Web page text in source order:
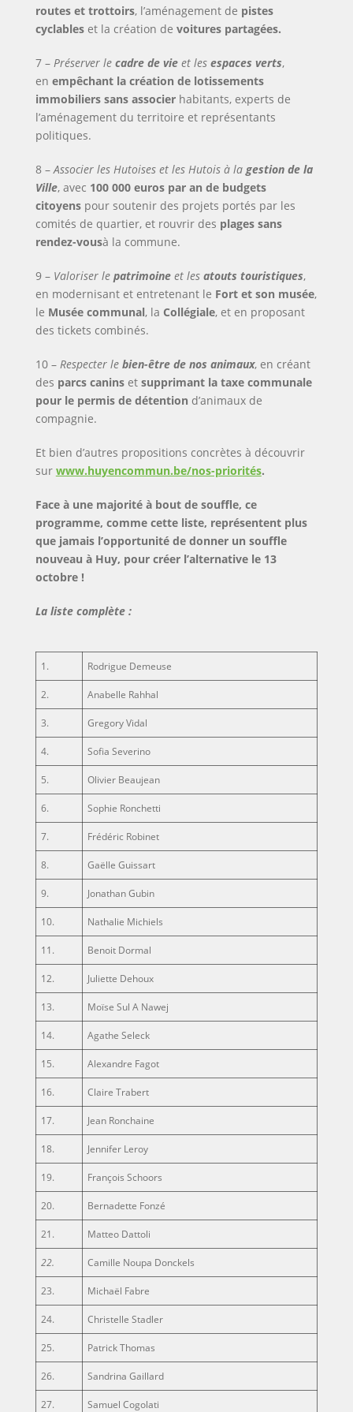
routes et trottoirs, l’aménagement de pistes
cyclableset la création de voitures partagées.
7 – Préserver le cadre de vie et les espaces verts,
en empêchant la création de lotissements
immobiliers sans associerhabitants, experts de
l’aménagement du territoire et représentants
politiques.
8 –Associer les Hutoises et les Hutois à la gestion de la
Ville, avec 100 000 euros par an de budgets
citoyenspour soutenir des projets portés par les
comités de quartier, et rouvrir des plages sans
rendez-vousà la commune.
9 – Valoriser le patrimoine et les atouts touristiques,
en modernisant et entretenant le Fort et son musée,
le Musée communal, la Collégiale, et en proposant
des tickets combinés.
10 – Respecter le bien-être de nos animaux, en créant
des parcs caninset supprimant la taxe communale
pour le permis de détention d’animaux de
compagnie.
Et bien d’autres propositions concrètes à découvrir
sur www.huyencommun.be/nos-priorités.
Face à une majorité à bout de souffle, ce
programme, comme cette liste, représentent plus
que jamais l’opportunité de donner un souffle
nouveau à Huy, pour créer l’alternative le 13
octobre !
La liste complète :
1. Rodrigue Demeuse
2. Anabelle Rahhal
3. Gregory Vidal
4. Sofia Severino
5. Olivier Beaujean
6. Sophie Ronchetti
7. Frédéric Robinet
8. Gaëlle Guissart
9. Jonathan Gubin
10. Nathalie Michiels
11. Benoit Dormal
12. Juliette Dehoux
13. Moïse Sul A Nawej
14. Agathe Seleck
15. Alexandre Fagot
16. Claire Trabert
17. Jean Ronchaine
18. Jennifer Leroy
19. François Schoors
20. Bernadette Fonzé
21. Matteo Dattoli
22. Camille Noupa Donckels
23. Michaël Fabre
24. Christelle Stadler
25. Patrick Thomas
26. Sandrina Gaillard
27. Samuel Cogolati